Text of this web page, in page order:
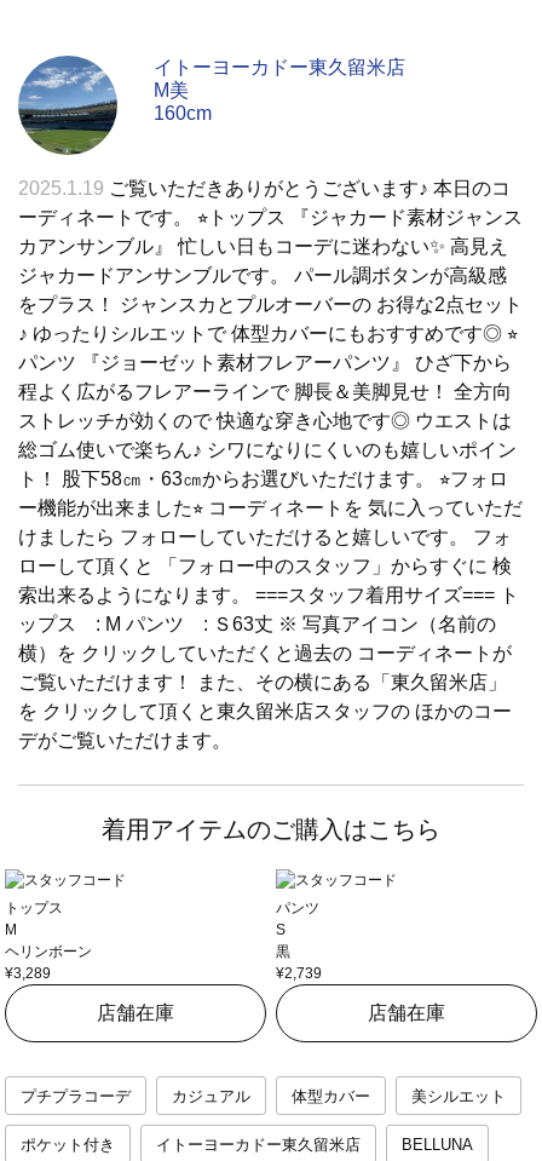
イトーヨーカドー東久留米店
M美
160cm
2025.1.19 ご覧いただきありがとうございます♪ 本日のコ
ーディネートです。 ⭐︎トップス 『ジャカード素材ジャンス
カアンサンブル』 忙しい日もコーデに迷わない✨ 高見え
ジャカードアンサンブルです。 パール調ボタンが高級感
をプラス！ ジャンスカとプルオーバーの お得な2点セット
♪ ゆったりシルエットで 体型カバーにもおすすめです◎ ⭐︎
パンツ 『ジョーゼット素材フレアーパンツ』 ひざ下から
程よく広がるフレアーラインで 脚長＆美脚見せ！ 全方向
ストレッチが効くので 快適な穿き心地です◎ ウエストは
総ゴム使いで楽ちん♪ シワになりにくいのも嬉しいポイン
ト！ 股下58㎝・63㎝からお選びいただけます。 ⭐︎フォロ
ー機能が出来ました⭐︎ コーディネートを 気に入っていただ
けましたら フォローしていただけると嬉しいです。 フォ
ローして頂くと 「フォロー中のスタッフ」からすぐに 検
索出来るようになります。 ===スタッフ着用サイズ=== ト
ップス : M パンツ : Ｓ63丈 ※ 写真アイコン（名前の
横）を クリックしていただくと過去の コーディネートが
ご覧いただけます！ また、その横にある「東久留米店」
を クリックして頂くと東久留米店スタッフの ほかのコー
デがご覧いただけます。
着用アイテムのご購入はこちら
トップス
M
ヘリンボーン
¥3,289
店舗在庫
パンツ
S
黒
¥2,739
店舗在庫
プチプラコーデ カジュアル 体型カバー 美シルエット
ポケット付き イトーヨーカドー東久留米店 BELLUNA